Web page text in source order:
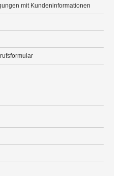
mit Kundeninformationen